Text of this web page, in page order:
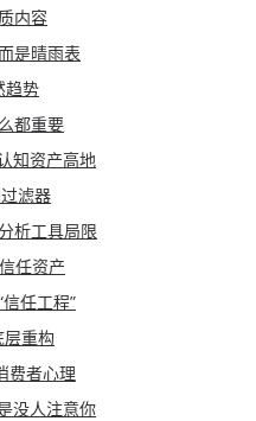
内容
是晴雨表
趋势
都重要
知资产高地
滤器
析工具局限
任资产
任工程”
层重构
费者心理
没人注意你